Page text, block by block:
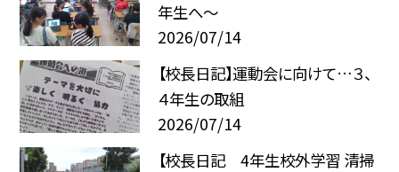
年生へ〜
2026/07/14
【校長日記】運動会に向けて…３、
４年生の取組
2026/07/14
【校長日記 4年生校外学習 清掃